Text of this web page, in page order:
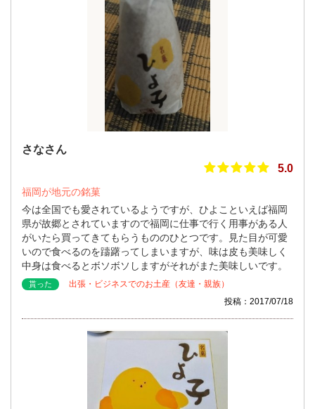
さなさん
5.0
福岡が地元の銘菓
今は全国でも愛されているようですが、ひよこといえば福岡
県が故郷とされていますので福岡に仕事で行く用事がある人
がいたら買ってきてもらうもののひとつです。見た目が可愛
いので食べるのを躊躇ってしまいますが、味は皮も美味しく
中身は食べるとボソボソしますがそれがまた美味しいです。
貰った
出張・ビジネスでのお土産（友達・親族）
投稿：2017/07/18